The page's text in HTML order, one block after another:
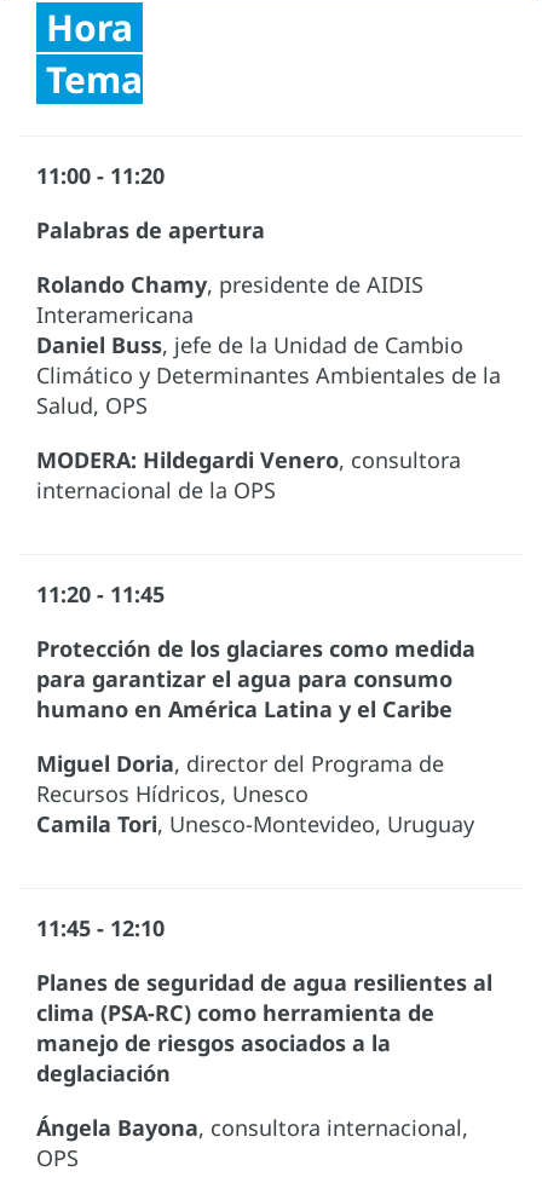
Hora
Tema
11:00 - 11:20
Palabras de apertura
Rolando Chamy, presidente de AIDIS
Interamericana
Daniel Buss, jefe de la Unidad de Cambio
Climático y Determinantes Ambientales de la
Salud, OPS
MODERA: Hildegardi Venero, consultora
internacional de la OPS
11:20 - 11:45
Protección de los glaciares como medida
para garantizar el agua para consumo
humano en América Latina y el Caribe
Miguel Doria, director del Programa de
Recursos Hídricos, Unesco
Camila Tori, Unesco-Montevideo, Uruguay
11:45 - 12:10
Planes de seguridad de agua resilientes al
clima (PSA-RC) como herramienta de
manejo de riesgos asociados a la
deglaciación
Ángela Bayona, consultora internacional,
OPS